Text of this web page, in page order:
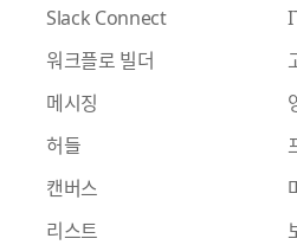
Slack Connect
워크플로 빌더
메시징
허들
캔버스
리스트